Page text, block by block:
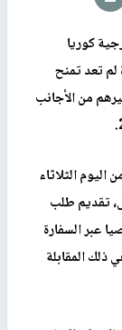
كوريا
لم تعد تمنح
من الأجانب
.
الثلاثاء
تقديم طلب
عبر السفارة
ذلك المقابلة